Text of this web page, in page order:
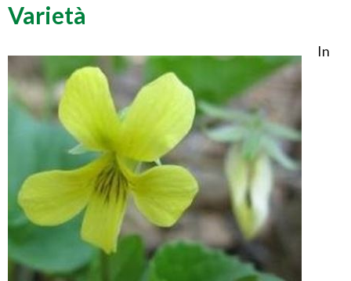
Varietà
In